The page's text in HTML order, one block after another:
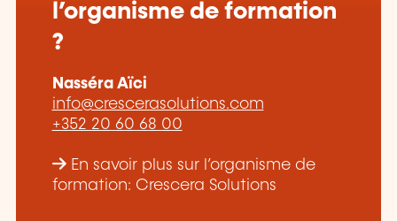
l’organisme de formation
?
Nasséra Aïci
info@crescerasolutions.com
+352 20 60 68 00
En savoir plus sur l’organisme de
formation: Crescera Solutions